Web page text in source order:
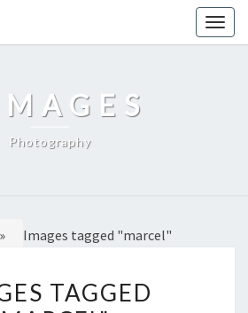
Photography
» Images tagged "marcel"
M
TAGGED